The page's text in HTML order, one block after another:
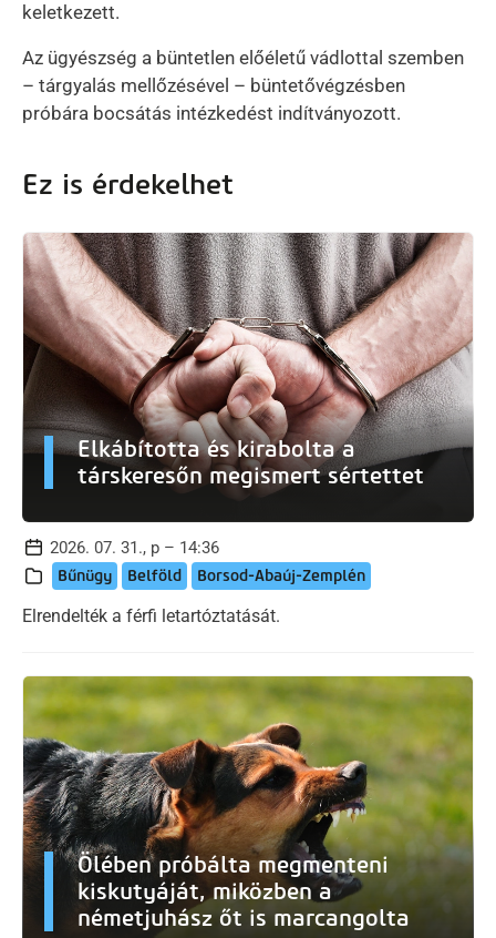
keletkezett.
Az ügyészség a büntetlen előéletű vádlottal szemben
– tárgyalás mellőzésével – büntetővégzésben
próbára bocsátás intézkedést indítványozott.
Ez is érdekelhet
Elkábította és kirabolta a
társkeresőn megismert sértettet
2026. 07. 31., p – 14:36
Bűnügy Belföld Borsod-Abaúj-Zemplén
Elrendelték a férfi letartóztatását.
Ölében próbálta megmenteni
kiskutyáját, miközben a
németjuhász őt is marcangolta